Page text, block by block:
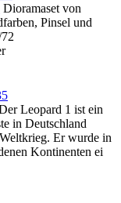
Dioramaset von
Pinsel und
Leopard 1 ist ein
in Deutschland
Er wurde in
Kontinenten ei